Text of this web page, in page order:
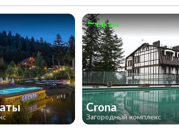
66 км
Crona
Загородный комплекс